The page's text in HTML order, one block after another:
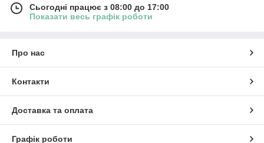
Сьогодні працює з 08:00 до 17:00
Показати весь графік роботи
Про нас
Контакти
Доставка та оплата
Графік роботи